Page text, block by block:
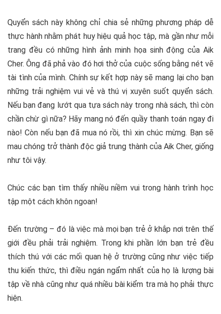
Quyển sách này không chỉ chia sẻ những phương pháp dễ
thực hành nhằm phát huy hiệu quả học tập, mà gần như mỗi
trang đều có những hình ảnh minh họa sinh động của Aik
Cher. Ông đã phả vào đó hơi thở của cuộc sống bằng nét vẽ
tài tình của mình. Chính sự kết hợp này sẽ mang lại cho bạn
những trải nghiệm vui vẻ và thú vị xuyên suốt quyển sách.
Nếu bạn đang lướt qua tựa sách này trong nhà sách, thì còn
chần chừ gì nữa? Hãy mang nó đến quầy thanh toán ngay đi
nào! Còn nếu bạn đã mua nó rồi, thì xin chúc mừng. Bạn sẽ
mau chóng trở thành độc giả trung thành của Aik Cher, giống
như tôi vậy.
Chúc các bạn tìm thấy nhiều niềm vui trong hành trình học
tập một cách khôn ngoan!
Đến trường – đó là việc mà mọi bạn trẻ ở khắp nơi trên thế
giới đều phải trải nghiệm. Trong khi phần lớn bạn trẻ đều
thích thú với các mối quan hệ ở trường cũng như việc tiếp
thu kiến thức, thì điều ngán ngẩm nhất của họ là lượng bài
tập về nhà cũng như quá nhiều bài kiểm tra mà họ phải thực
hiện.